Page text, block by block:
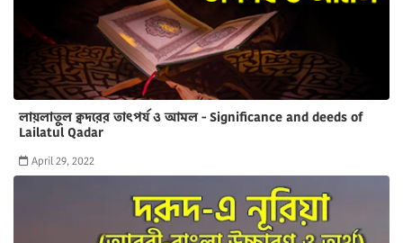
লায়লাতুল ক্বদরের তাৎপর্য ও আমল - Significance and deeds of
Lailatul Qadar
April 29, 2022